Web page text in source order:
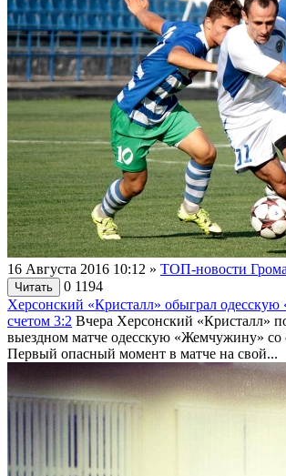
16 Августа 2016 10:12 » ТОП-новости
Читать 0 1194
Херсонский «Кристалл» обыграл
счетом 3:2 Вчера Херсонский «Кристалл»
выездном матче одесскую «Жемчужину» со
Первый опасный момент в матче на свой...